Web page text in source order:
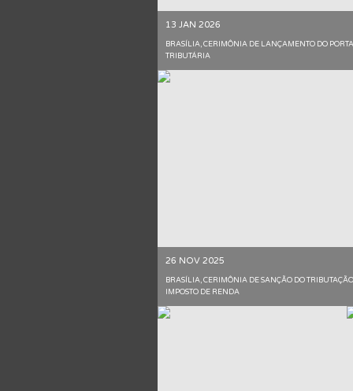
13 JAN 2026
BRASÍLIA, CERIMÔNIA DE LANÇAMENTO DO
TRIBUTÁRIA
26 NOV 2025
BRASÍLIA, CERIMÔNIA DE SANÇÃO DO
IMPOSTO DE RENDA